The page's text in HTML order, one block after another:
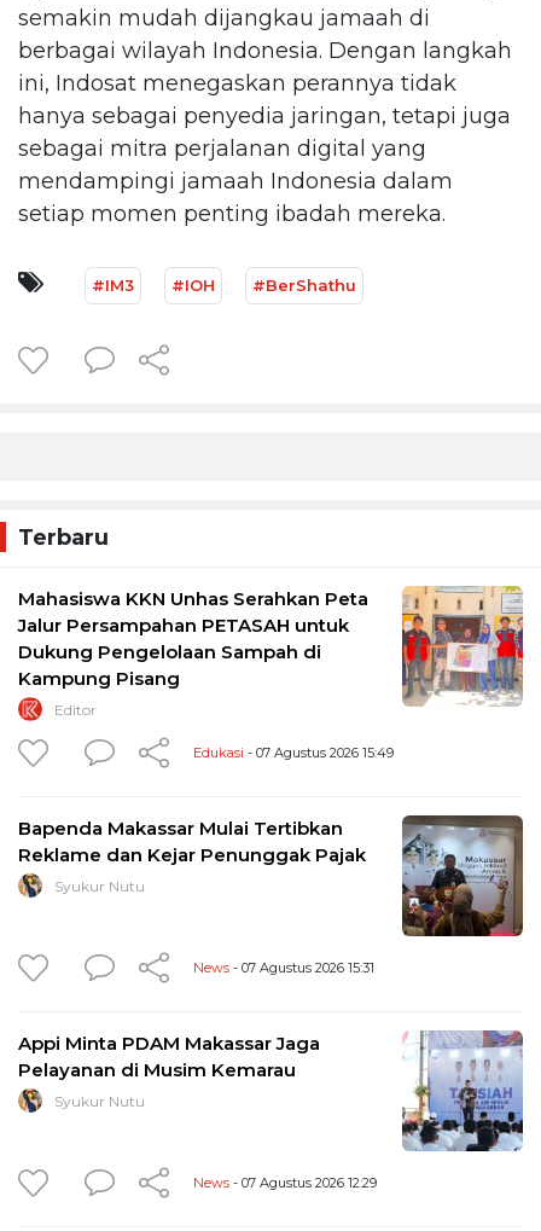
semakin mudah dijangkau jamaah di
berbagai wilayah Indonesia. Dengan langkah
ini, Indosat menegaskan perannya tidak
hanya sebagai penyedia jaringan, tetapi juga
sebagai mitra perjalanan digital yang
mendampingi jamaah Indonesia dalam
setiap momen penting ibadah mereka.
#IM3 #IOH #BerShathu
Terbaru
Mahasiswa KKN Unhas Serahkan Peta
Jalur Persampahan PETASAH untuk
Dukung Pengelolaan Sampah di
Kampung Pisang
Editor
Edukasi - 07 Agustus 2026 15:49
Bapenda Makassar Mulai Tertibkan
Reklame dan Kejar Penunggak Pajak
Syukur Nutu
News - 07 Agustus 2026 15:31
Appi Minta PDAM Makassar Jaga
Pelayanan di Musim Kemarau
Syukur Nutu
News - 07 Agustus 2026 12:29